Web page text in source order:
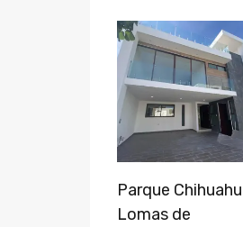
Parque
Lomas de